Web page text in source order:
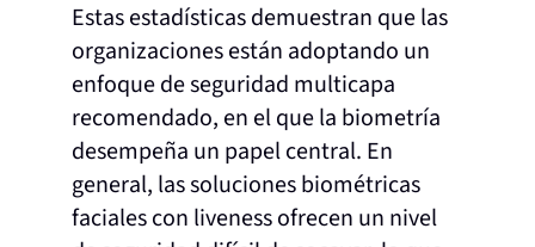
Estas estadísticas demuestran que las
organizaciones están adoptando un
enfoque de seguridad multicapa
recomendado, en el que la biometría
desempeña un papel central. En
general, las soluciones biométricas
faciales con liveness ofrecen un nivel